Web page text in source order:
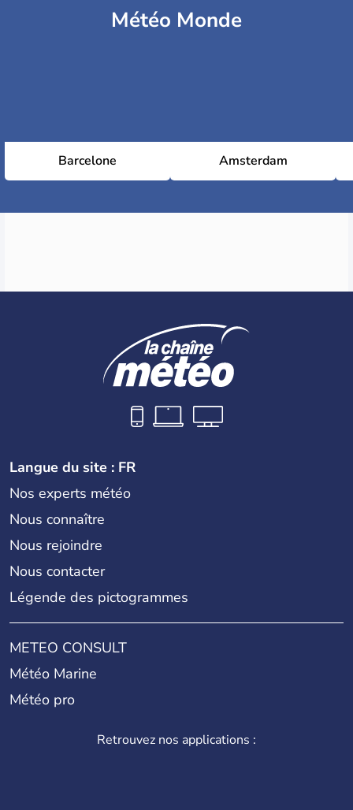
Météo Monde
Barcelone Amsterdam
Langue du site : FR
Nos experts météo
Nous connaître
Nous rejoindre
Nous contacter
Légende des pictogrammes
METEO CONSULT
Météo Marine
Météo pro
Retrouvez nos applications :